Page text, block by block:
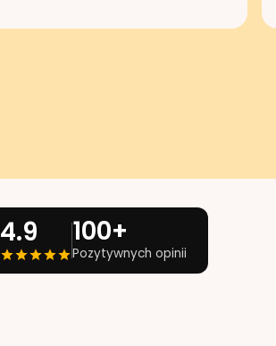
4.9 100+
Pozytywnych opinii